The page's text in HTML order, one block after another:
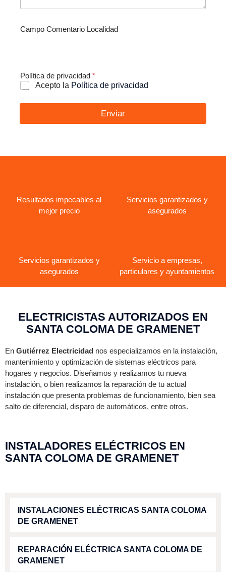
Campo Comentario Localidad
Política de privacidad *
Acepto la Política de privacidad
Enviar
Resultados impecables al
mejor precio
Servicios garantizados y
asegurados
Servicios garantizados y
asegurados
Servicio a empresas,
particulares y ayuntamientos
ELECTRICISTAS AUTORIZADOS EN
SANTA COLOMA DE GRAMENET
En Gutiérrez Electricidad nos especializamos en la instalación,
mantenimiento y optimización de sistemas eléctricos para
hogares y negocios. Diseñamos y realizamos tu nueva
instalación, o bien realizamos la reparación de tu actual
instalación que presenta problemas de funcionamiento, bien sea
salto de diferencial, disparo de automáticos, entre otros.
INSTALADORES ELÉCTRICOS EN
SANTA COLOMA DE GRAMENET
INSTALACIONES ELÉCTRICAS SANTA COLOMA
DE GRAMENET
REPARACIÓN ELÉCTRICA SANTA COLOMA DE
GRAMENET